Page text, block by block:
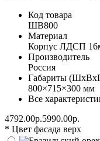
Код товара
ШВ800
Материал
Корпус ЛДСП
Производитель
Россия
Габариты
800×715×300 мм
Все
4792.00р.5990.00р.
* Цвет фасада верх